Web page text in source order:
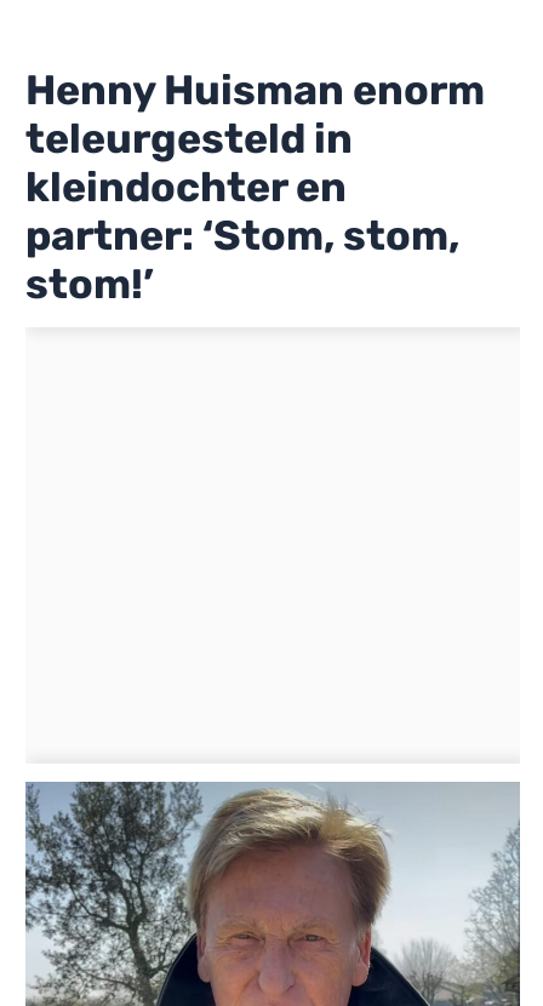
Henny Huisman enorm
teleurgesteld in
kleindochter en
partner: ‘Stom, stom,
stom!’